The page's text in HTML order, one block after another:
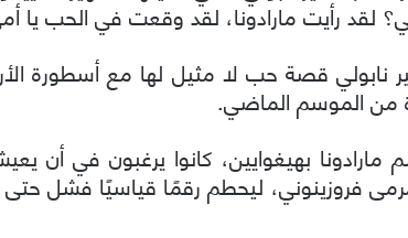
لقد رأيت مارادونا، لقد وقعت في الحب يا
قصة حب لا مثيل لها مع أسطورة
من الموسم الماضي.
مارادونا بهيغوايين، كانوا يرغبون في أن